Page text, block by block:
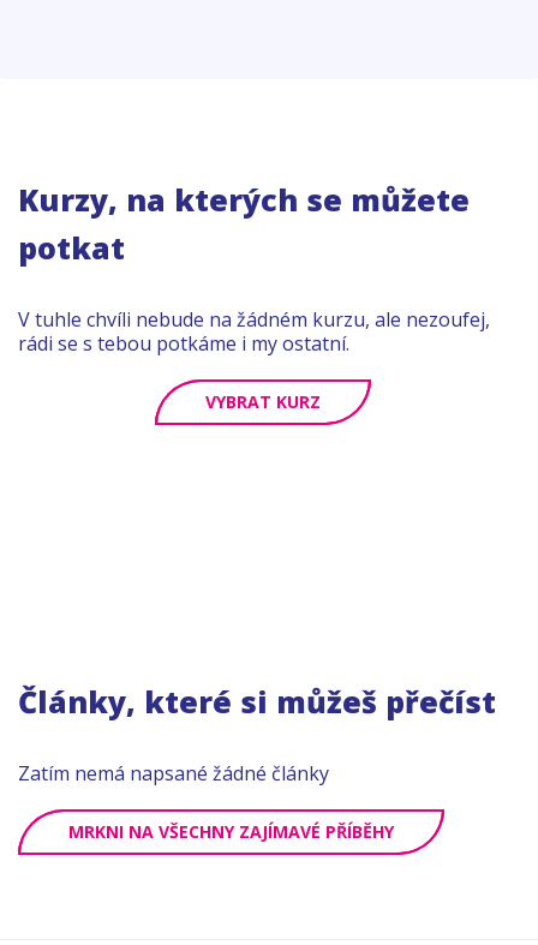
Kurzy, na kterých se můžete
potkat
V tuhle chvíli nebude na žádném kurzu, ale nezoufej,
rádi se s tebou potkáme i my ostatní.
VYBRAT KURZ
Články, které si můžeš přečíst
Zatím nemá napsané žádné články
MRKNI NA VŠECHNY ZAJÍMAVÉ PŘÍBĚHY